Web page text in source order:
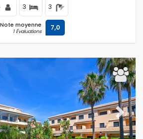
3 3
Note moyenne
1 Évaluations 7,0
Next